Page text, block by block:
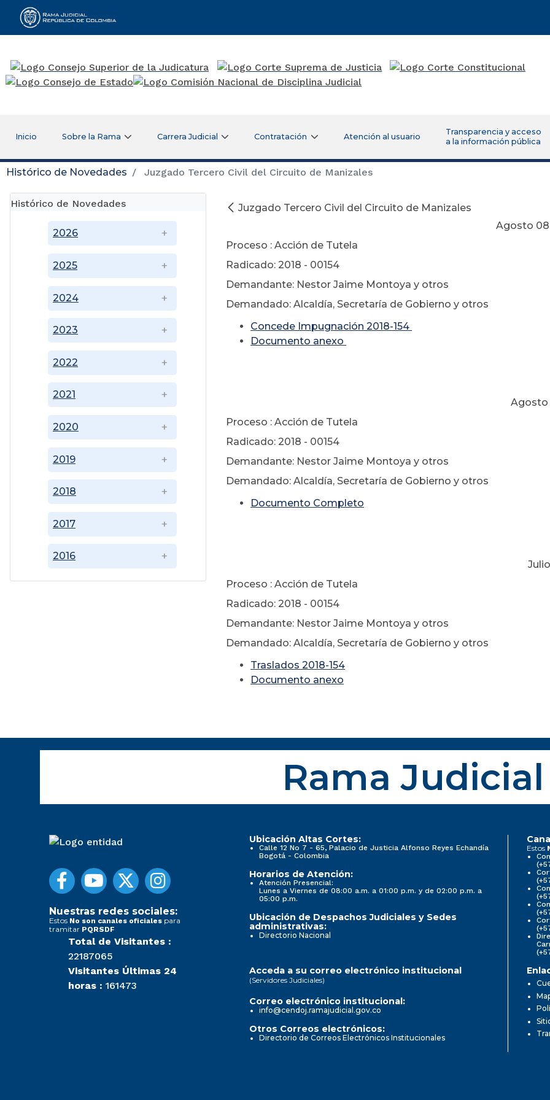
Rama Judicial
Inicio Sobre la Rama Carrera Judicial Contratación Atención al usuario
Transparencia y acceso
a la información pública
Histórico de Novedades Juzgado Tercero Civil del Circuito de Manizales
Histórico de Novedades
2016
2017
2018
2019
2020
2021
2022
2023
2024
2025
2026
Juzgado Tercero Civil del Circuito de Manizales
Agosto 08 de
Proceso : Acción de Tutela
Radicado: 2018 - 00154
Demandante: Nestor Jaime Montoya y otros
Demandado: Alcaldía, Secretaría de Gobierno y otros
Concede Impugnación 2018-154
Documento anexo
Agosto 08 de
Proceso : Acción de Tutela
Radicado: 2018 - 00154
Demandante: Nestor Jaime Montoya y otros
Demandado: Alcaldía, Secretaría de Gobierno y otros
Documento Completo
Julio 01 de
Proceso : Acción de Tutela
Radicado: 2018 - 00154
Demandante: Nestor Jaime Montoya y otros
Demandado: Alcaldía, Secretaría de Gobierno y otros
Traslados 2018-154
Documento anexo
Rama Judicial
Nuestras redes sociales:
Estos No son canales oficiales para
tramitar PQRSDF
Total de Visitantes :
22187065
Visitantes Últimas 24
horas : 161473
Ubicación Altas Cortes:
Calle 12 No 7 - 65, Palacio de Justicia Alfonso Reyes Echandía
Bogotá - Colombia
Horarios de Atención:
Atención Presencial:
Lunes a Viernes de 08:00 a.m. a 01:00 p.m. y de 02:00 p.m. a
05:00 p.m.
Ubicación de Despachos Judiciales y Sedes
administrativas:
Directorio Nacional
Estos
Acceda a su correo electrónico institucional
(Servidores Judiciales)
Correo electrónico institucional:
info@cendoj.ramajudicial.gov.co
Otros Correos electrónicos:
Directorio de Correos Electrónicos Institucionales